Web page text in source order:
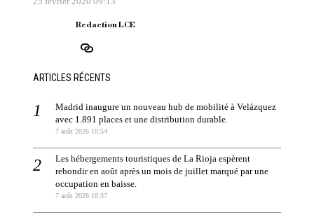
Redaction LCE
ARTICLES RÉCENTS
Madrid inaugure un nouveau hub de mobilité à Velázquez
avec 1.891 places et une distribution durable.
7 août 2026 10:54
Les hébergements touristiques de La Rioja espèrent
rebondir en août après un mois de juillet marqué par une
occupation en baisse.
7 août 2026 10:37